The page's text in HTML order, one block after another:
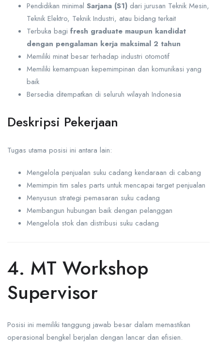
Pendidikan minimal Sarjana (S1) dari jurusan Teknik Mesin,
Teknik Elektro, Teknik Industri, atau bidang terkait
Terbuka bagi fresh graduate maupun kandidat
dengan pengalaman kerja maksimal 2 tahun
Memiliki minat besar terhadap industri otomotif
Memiliki kemampuan kepemimpinan dan komunikasi yang
baik
Bersedia ditempatkan di seluruh wilayah Indonesia
Deskripsi Pekerjaan
Tugas utama posisi ini antara lain:
Mengelola penjualan suku cadang kendaraan di cabang
Memimpin tim sales parts untuk mencapai target penjualan
Menyusun strategi pemasaran suku cadang
Membangun hubungan baik dengan pelanggan
Mengelola stok dan distribusi suku cadang
4. MT Workshop
Supervisor
Posisi ini memiliki tanggung jawab besar dalam memastikan
operasional bengkel berjalan dengan lancar dan efisien.